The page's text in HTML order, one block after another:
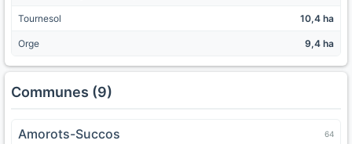
Tournesol 10,4 ha
Orge 9,4 ha
Communes (9)
Amorots-Succos 64